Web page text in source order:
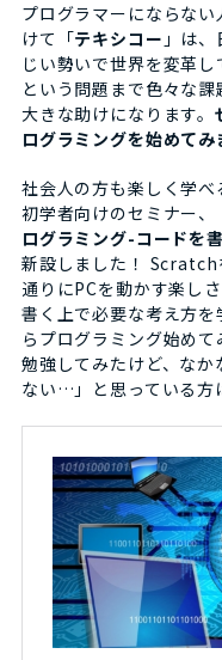
プログラマーにならない
けて「テキシコー 」は
じい勢いで世界を変革
という問題まで色々な
大きな助けになります。
ログラミングを始めてみ
社会人の方も楽しく学
初学者向けのセミナー、
ログラミング-コードを
新設しました！ Scratch
通りにPCを動かす楽し
書く上で必要な考え方
らプログラミング始め
勉強してみたけど、な
ない…」と思っている方